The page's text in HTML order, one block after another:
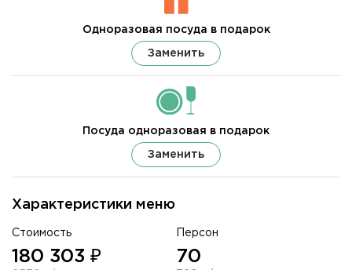
Характеристики меню
Стоимость
180 303 ₽
Персон
70
Одноразовая посуда в подарок
Заменить
Посуда одноразовая в подарок
Заменить